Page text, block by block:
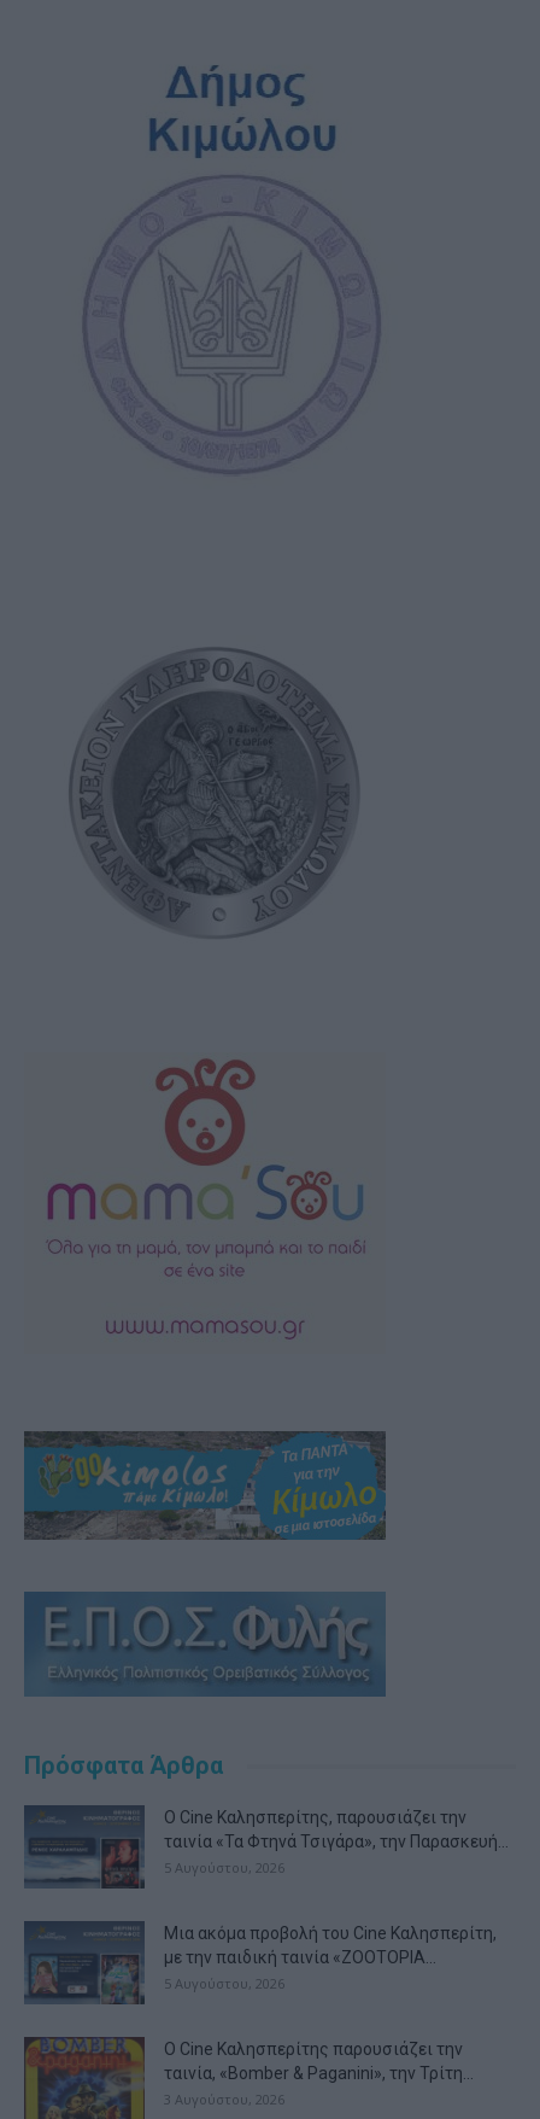
Πρόσφατα Άρθρα
Ο Cine Καλησπερίτης, παρουσιάζει την
ταινία «Τα Φτηνά Τσιγάρα», την Παρασκευή...
5 Αυγούστου, 2026
Μια ακόμα προβολή του Cine Καλησπερίτη,
με την παιδική ταινία «ZOOTOPIA...
5 Αυγούστου, 2026
Ο Cine Καλησπερίτης παρουσιάζει την
ταινία, «Bomber & Paganini», την Τρίτη...
3 Αυγούστου, 2026